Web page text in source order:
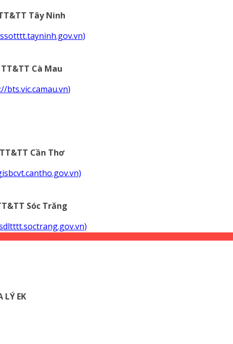
Tây Ninh
)
TT&TT Cà Mau
bts.vic.camau.vn)
Cần Thơ
)
Sóc Trăng
)
LÝ EK